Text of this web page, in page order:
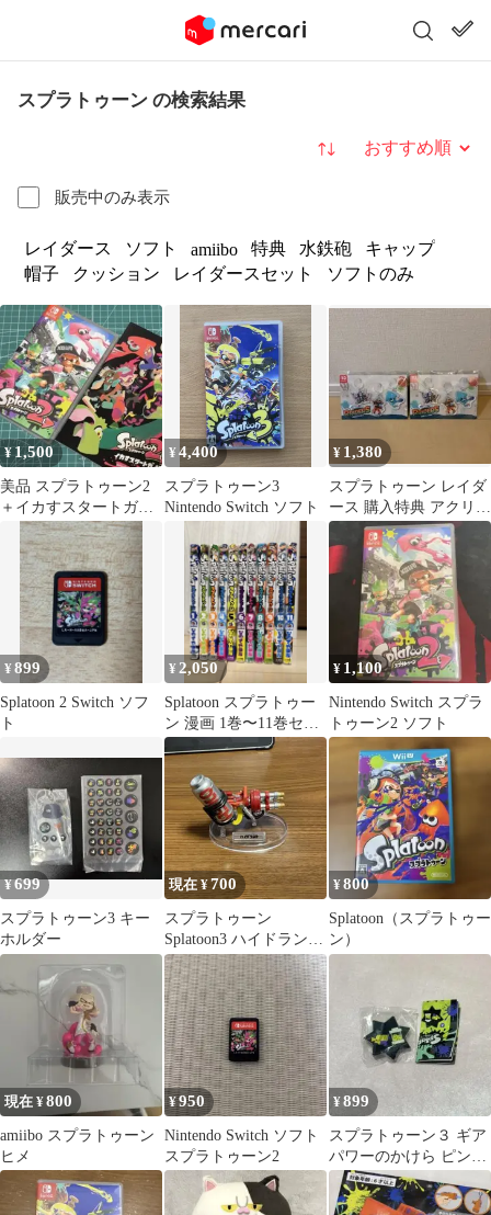
スプラトゥーン の検索結果
販売中のみ表示
並び替え
レイダース ソフト amiibo 特典 水鉄砲
キャップ
帽子
クッション レイダースセット ソフトのみ
¥ 1,500
美品 スプラトゥーン2
＋イカすスタートガイ
ド セット スイッチ2で
も遊べます
¥4,400
スプラトゥーン3
Nintendo Switch ソフト
¥ 1,380
スプラトゥーン レイダ
ース 購入特典 アクリル
チャーム 2個
¥899
Splatoon 2 Switch ソフ
ト
¥ 2,050
Splatoon スプラトゥー
ン 漫画 1巻〜11巻セッ
ト
¥ 1,100
Nintendo Switch スプラ
トゥーン2 ソフト
¥699
スプラトゥーン3 キー
ホルダー
現在 ¥700
スプラトゥーン
Splatoon3 ハイドラン
ト ブキコレクション
¥800
Splatoon（スプラトゥー
ン）
現在 ¥800
amiibo スプラトゥーン
ヒメ
¥950
Nintendo Switch ソフト
スプラトゥーン2
¥899
スプラトゥーン３ ギア
パワーのかけら ピンバ
ッジ メインインク効率
アップ